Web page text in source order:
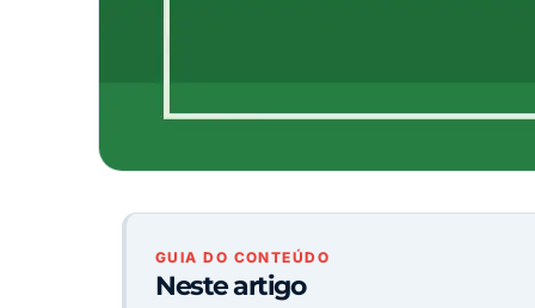
GUIA DO CONTEÚDO
Neste artigo